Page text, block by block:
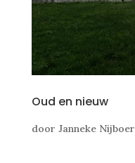
Oud en nieuw
door Janneke Nijboer